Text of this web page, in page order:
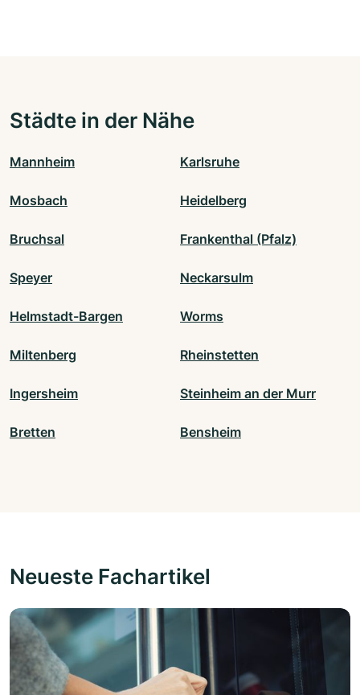
Städte in der Nähe
Mannheim Karlsruhe
Mosbach Heidelberg
Bruchsal Frankenthal (Pfalz)
Speyer Neckarsulm
Helmstadt-Bargen Worms
Miltenberg Rheinstetten
Ingersheim Steinheim an der Murr
Bretten Bensheim
Neueste Fachartikel